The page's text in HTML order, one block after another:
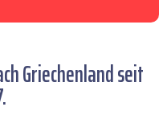
Griechenland seit